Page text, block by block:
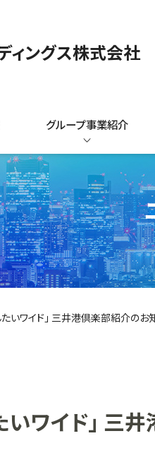
ィングス株式会社
グループ事業紹介
たいワイド」 三井港倶楽部紹介のお
いワイド」 三